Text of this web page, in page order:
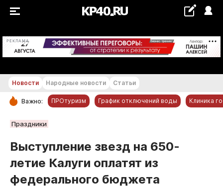
РЕКЛАМА +19...+20 °С
РУБРИКИ
Новости компаний
Статьи
Народные новости
Новости Народные новости Статьи
Важно: ПРОтуризм График отключений воды Клиника
Праздники
Выступление звезд на 650-
летие Калуги оплатят из
федерального бюджета